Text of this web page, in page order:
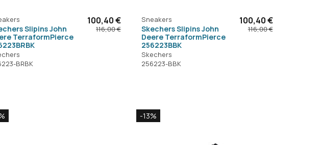
Slipins John
TerraformPierce
BRBK
100,40 €
116,00 €
Sneakers
Skechers Slipins John
Deere TerraformPierce
256223BBK
Skechers
256223-BBK
100,40 €
116,00 €
-13%